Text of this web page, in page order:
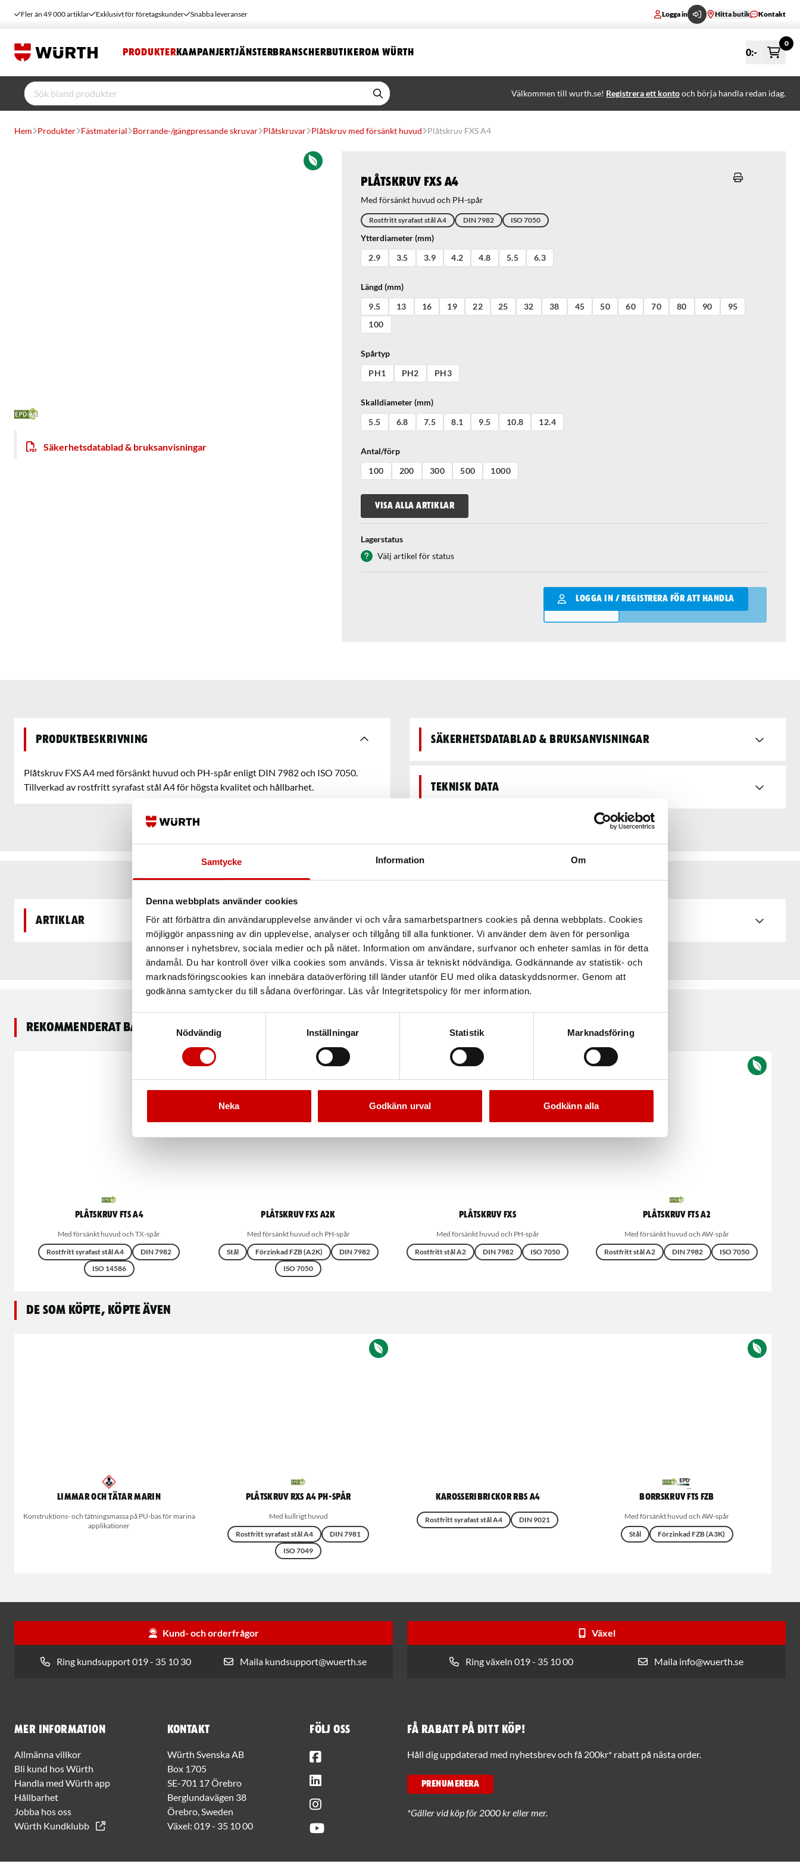
Samtycke Information Om
Denna webbplats använder cookies
För att förbättra din användarupplevelse använder vi och våra samarbetspartners cookies på denna webbplats. Cookies
möjliggör anpassning av din upplevelse, analyser och tillgång till alla funktioner. Vi använder dem även för personliga
annonser i nyhetsbrev, sociala medier och på nätet. Information om användare, surfvanor och enheter samlas in för detta
ändamål. Du har kontroll över vilka cookies som används. Vissa är tekniskt nödvändiga. Godkännande av statistik- och
marknadsföringscookies kan innebära dataöverföring till länder utanför EU med olika dataskyddsnormer. Genom att
godkänna samtycker du till sådana överföringar. Läs vår Integritetspolicy för mer information.
Nödvändig
Inställningar Statistik Marknadsföring
Neka Godkänn urval Godkänn alla
Fler än 49 000 artiklar Exklusivt för företagskunder Snabba leveranser Logga in Hitta butik Kontakt
PRODUKTER KAMPANJERTJÄNSTERBRANSCHERBUTIKEROM WÜRTH 0:-
0
Välkommen till wurth.se! Registrera ett kontooch börja handla redan idag.
Hem Produkter Fästmaterial Borrande-/gängpressande skruvar Plåtskruvar Plåtskruv med försänkt huvud Plåtskruv FXS A4
Plåtskruv FXS A4
Med försänkt huvud och PH-spår
Rostfritt syrafast stål A4 DIN 7982 ISO 7050
Ytterdiameter (mm)
2.9
3.5 3.9 4.2 4.8 5.5 6.3
Längd (mm)
9.5
13 16 19 22 25 32 38 45 50 60 70 80 90
95
100
Spårtyp
PH1
PH2 PH3
Skalldiameter (mm)
5.5
6.8 7.5 8.1 9.5 10.8 12.4
Antal/förp
100
200 300 500 1000
VISA ALLA ARTIKLAR
Lagerstatus
Välj artikel för status
LOGGA IN / REGISTRERA FÖR ATT HANDLA
Qantity
LÄGG I VARUKORGEN
Säkerhetsdatablad & bruksanvisningar
Produktbeskrivning
Plåtskruv FXS A4 med försänkt huvud och PH-spår enligt DIN 7982 och ISO 7050.
Tillverkad av rostfritt syrafast stål A4 för högsta kvalitet och hållbarhet.
Säkerhetsdatablad & bruksanvisningar
Teknisk data
Artiklar
Rekommenderat baserat på vald produkt
Plåtskruv FTS A4
Med försänkt huvud och TX-spår
Rostfritt syrafast stål A4
DIN 7982
ISO 14586
Plåtskruv FXS A2K
Med försänkt huvud och PH-spår
Stål
Förzinkad FZB (A2K)
DIN 7982
ISO 7050
Plåtskruv FXS
Med försänkt huvud och PH-spår
Rostfritt stål A2
DIN 7982 ISO 7050
Plåtskruv FTS A2
Med försänkt huvud och AW-spår
Rostfritt stål A2
DIN 7982 ISO 7050
De som köpte, köpte även
Limmar och Tätar Marin
Konstruktions- och tätningsmassa på PU-bas för marina
applikationer
Plåtskruv RXS A4 PH-spår
Med kullrigt huvud
Rostfritt syrafast stål A4
DIN 7981
ISO 7049
Karosseribrickor RBS A4
Rostfritt syrafast stål A4 DIN 9021
Borrskruv FTS FZB
Med försänkt huvud och AW-spår
Stål
Förzinkad FZB (A3K)
Kund- och orderfrågor
Ring kundsupport 019 - 35 10 30 Maila kundsupport@wuerth.se
Växel
Ring växeln 019 - 35 10 00 Maila info@wuerth.se
Mer information
Allmänna villkor
Bli kund hos Würth
Handla med Würth app
Hållbarhet
Jobba hos oss
Würth Kundklubb
Kontakt
Würth Svenska AB
Box 1705
SE-701 17 Örebro
Berglundavägen 38
Örebro, Sweden
Växel: 019 - 35 10 00
Följ oss Få rabatt på ditt köp!
Håll dig uppdaterad med nyhetsbrev och få 200kr* rabatt på nästa order.
PRENUMERERA
*Gäller vid köp för 2000 kr eller mer.